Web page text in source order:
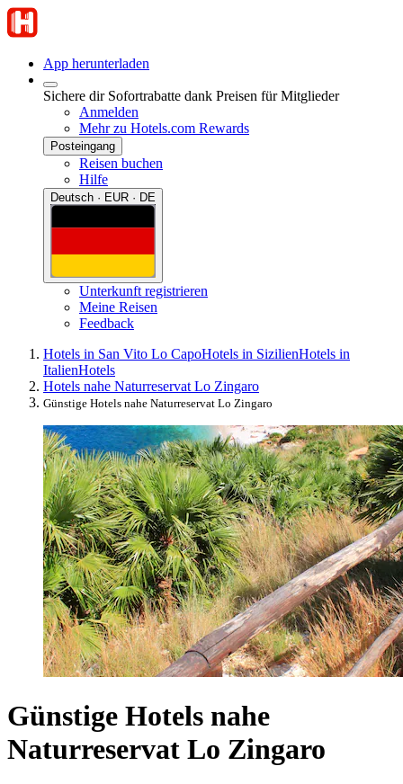
App herunterladen
Sichere dir Sofortrabatte dank Preisen für Mitglieder
Anmelden
Mehr zu Hotels.com Rewards
Posteingang
Reisen buchen
Hilfe
Deutsch · EUR · DE
Unterkunft registrieren
Meine Reisen
Feedback
Hotels in San Vito Lo CapoHotels in SizilienHotels in
ItalienHotels
Hotels nahe Naturreservat Lo Zingaro
Günstige Hotels nahe Naturreservat Lo Zingaro
Günstige Hotels nahe
Naturreservat Lo Zingaro